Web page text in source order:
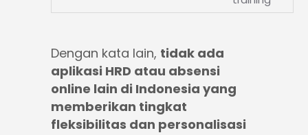
Dengan kata lain, tidak ada
aplikasi HRD atau absensi
online lain di Indonesia yang
memberikan tingkat
fleksibilitas dan personalisasi